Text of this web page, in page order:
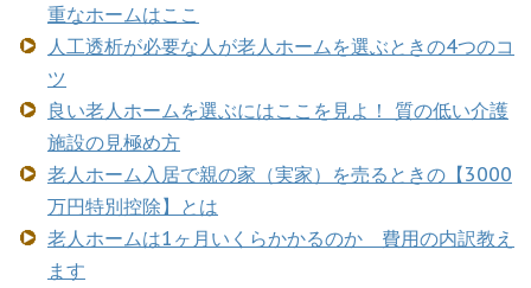
重なホームはここ
人工透析が必要な人が老人ホームを選ぶときの4つのコ
ツ
良い老人ホームを選ぶにはここを見よ！ 質の低い介護
施設の見極め方
老人ホーム入居で親の家（実家）を売るときの【3000
万円特別控除】とは
老人ホームは1ヶ月いくらかかるのか 費用の内訳教え
ます